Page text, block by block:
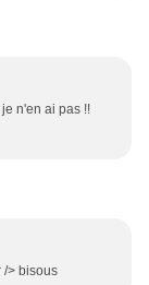
n'en ai pas !!
/> bisous